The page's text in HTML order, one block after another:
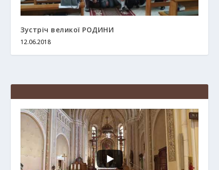
Зустріч великої РОДИНИ
12.06.2018